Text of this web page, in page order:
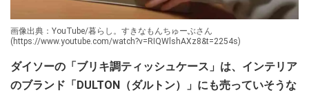
画像出典：YouTube/暮らし。すきなもんちゅーぶさん
(https://www.youtube.com/watch?v=RIQWlshAXz8&t=2254s)
ダイソーの「ブリキ調ティッシュケース」は、インテリア
のブランド「DULTON（ダルトン）」にも売っていそうな